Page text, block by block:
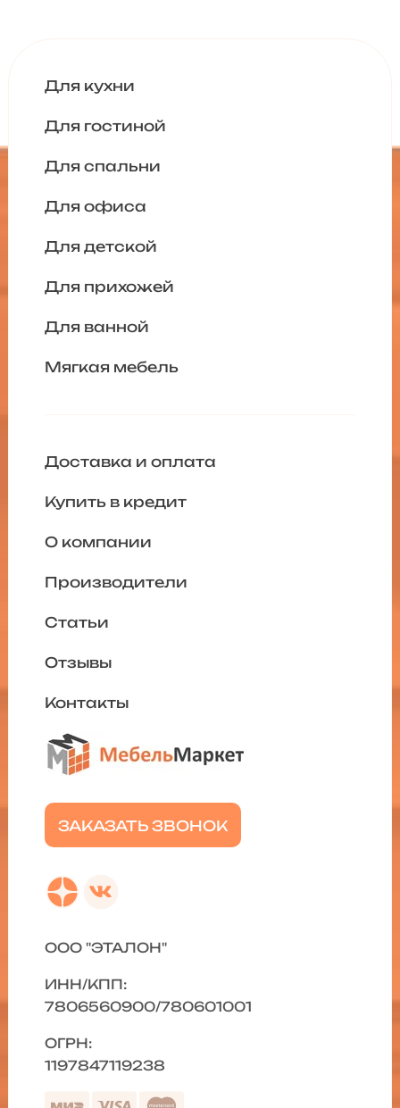
Для кухни
Для гостиной
Для спальни
Для офиса
Для детской
Для прихожей
Для ванной
Мягкая мебель
ЗАКАЗАТЬ ЗВОНОК
Доставка и оплата
Купить в кредит
О компании
Производители
Статьи
Отзывы
Контакты
ООО "ЭТАЛОН"
ИНН/КПП:
7806560900/780601001
ОГРН:
1197847119238